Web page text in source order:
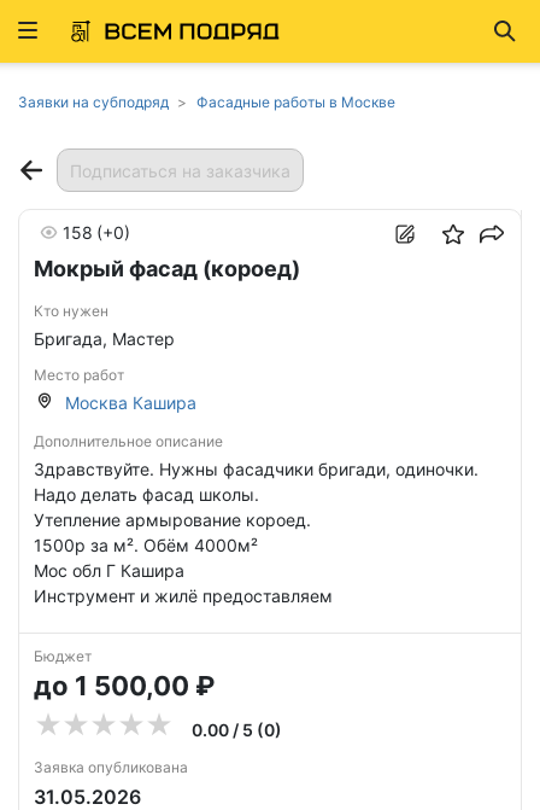
Развернуть
Заявки на субподряд Фасадные работы в Москве
Подписаться на заказчика
Мокрый фасад (короед)
158 (+0)
Кто нужен
Бригада, Мастер
Место работ
Москва Кашира
Дополнительное описание
Здравствуйте. Нужны фасадчики бригади, одиночки.
Надо делать фасад школы.
Утепление армырование короед.
1500р за м². Обём 4000м²
Мос обл Г Кашира
Инструмент и жилё предоставляем
Бюджет
до 1 500,00 ₽
0.00 / 5 (0)
Заявка опубликована
31.05.2026